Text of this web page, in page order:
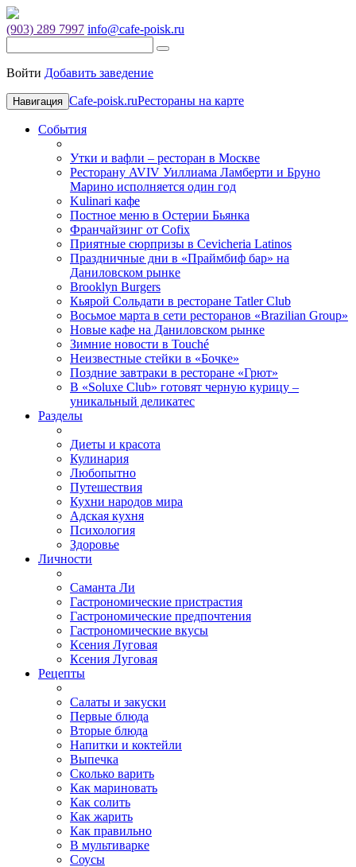
(903) 289 7997 info@cafe-poisk.ru
Войти Добавить заведение
Навигация Cafe-poisk.ruРестораны на карте
События
Утки и вафли – ресторан в Москве
Ресторану AVIV Уиллиама Ламберти и Бруно
Марино исполняется один год
Kulinari кафе
Постное меню в Остерии Бьянка
Франчайзинг от Cofix
Приятные сюрпризы в Cevicheria Latinos
Праздничные дни в «Праймбиф бар» на
Даниловском рынке
Brooklyn Burgers
Кьярой Сольдати в ресторане Tatler Club
Восьмое марта в сети ресторанов «Brazilian Group»
Новые кафе на Даниловском рынке
Зимние новости в Touché
Неизвестные стейки в «Бочке»
Поздние завтраки в ресторане «Грют»
В «Soluxe Club» готовят черную курицу –
уникальный деликатес
Разделы
Диеты и красота
Кулинария
Любопытно
Путешествия
Кухни народов мира
Адская кухня
Психология
Здоровье
Личности
Саманта Ли
Гастрономические пристрастия
Гастрономические предпочтения
Гастрономические вкусы
Ксения Луговая
Ксения Луговая
Рецепты
Салаты и закуски
Первые блюда
Вторые блюда
Напитки и коктейли
Выпечка
Сколько варить
Как мариновать
Как солить
Как жарить
Как правильно
В мультиварке
Соусы